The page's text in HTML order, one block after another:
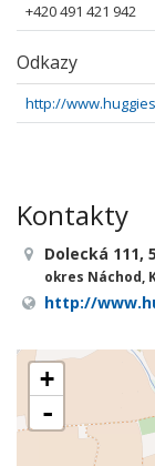
+420 491 421 942
Odkazy
http://
Kontakty
Dolecká 111,
okres Náchod,
http://
+
-